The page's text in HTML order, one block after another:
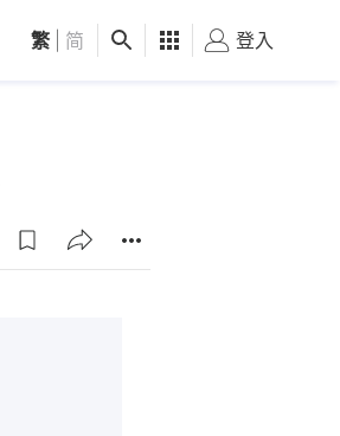
觀點 健康 好食玩飛
繁 简 登入